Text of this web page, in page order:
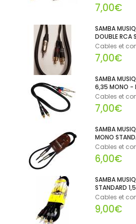
7,00€
SAMBA
DOUBLE RCA
Cables et
7,00€
SAMBA
6,35 MONO -
Cables et
7,00€
SAMBA
MONO
Cables et
6,00€
SAMBA
STANDARD
Cables et
9,00€